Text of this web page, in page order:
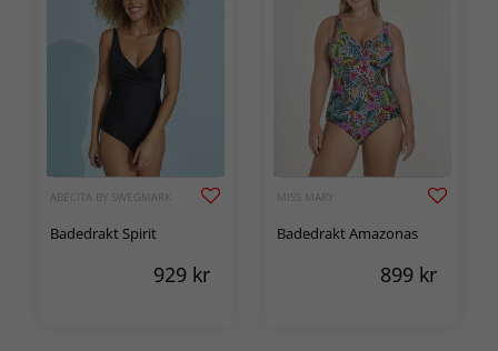
ABECITA BY SWEGMARK
Badedrakt Spirit
929 kr
MISS MARY
Badedrakt Amazonas
899 kr